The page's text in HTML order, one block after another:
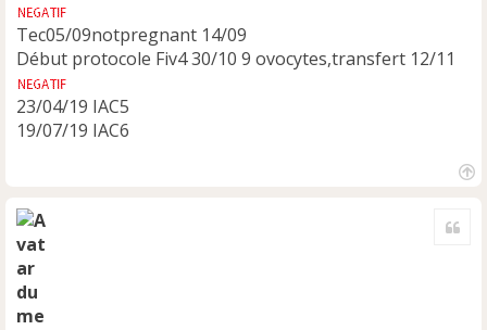
Tec05/09notpregnant 14/09
Début protocole Fiv4 30/10 9 ovocytes,transfert 12/11
23/04/19 IAC5
19/07/19 IAC6